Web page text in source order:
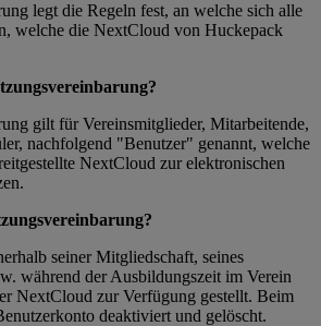
legt die Regeln fest, an welche sich alle
welche die NextCloud von Huckepack
gilt für Vereinsmitglieder, Mitarbeitende,
nachfolgend "Benutzer" genannt, welche
NextCloud zur elektronischen
seiner Mitgliedschaft, seines
während der Ausbildungszeit im Verein
NextCloud zur Verfügung gestellt. Beim
deaktiviert und gelöscht.